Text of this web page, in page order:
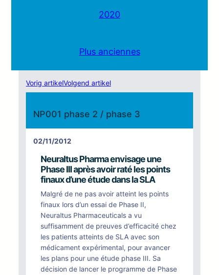
2020
Plus anciennes
Vorig artikelVolgend artikel
NP001 phase 2 / phase 3
02/11/2012
Neuraltus Pharma envisage une
Phase III après avoir raté les points
finaux d’une étude dans la SLA
Malgré de ne pas avoir atteint les points
finaux lors d’un essai de Phase II,
Neuraltus Pharmaceuticals a vu
suffisamment de preuves d’efficacité chez
les patients atteints de SLA avec son
médicament expérimental, pour avancer
les plans pour une étude phase III. Sa
décision de lancer le programme de Phase